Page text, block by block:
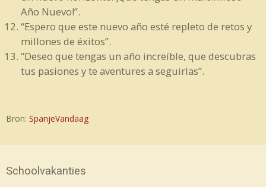
Año Nuevo!”.
“Espero que este nuevo año esté repleto de retos y
millones de éxitos”.
“Deseo que tengas un año increíble, que descubras
tus pasiones y te aventures a seguirlas”.
Bron: SpanjeVandaag
Schoolvakanties